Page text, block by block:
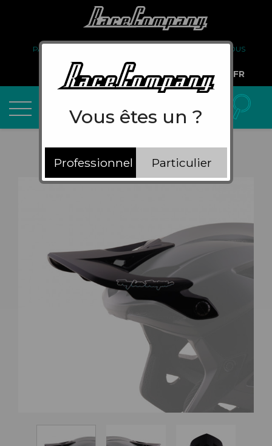
PARTENARIAT
À PROPOS DE NOUS
COMPTE PRO
FR
Vous êtes un ?
Professionnel Particulier